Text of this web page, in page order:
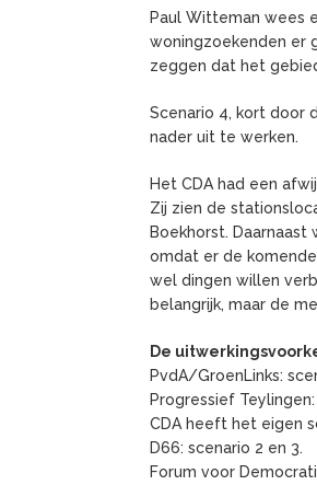
Paul Witteman wees
woningzoekenden er
zeggen dat het
Scenario 4, kort door
nader uit te werken.
Het CDA had een
Zij zien de
Boekhorst.
omdat er de komende
wel dingen willen
belangrijk, maar de
De
PvdA/GroenLinks:
Progressief
CDA heeft het eigen
D66: scenario 2 en 3.
Forum voor